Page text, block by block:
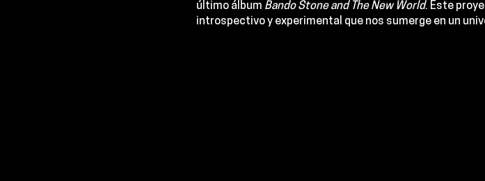
último álbum Bando Stone and The New World. Este
introspectivo y experimental que nos sumerge en un